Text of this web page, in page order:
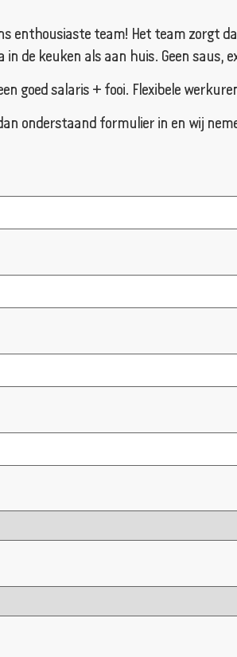
enthousiaste team! Het team zorgt
in de keuken als aan huis. Geen saus,
goed salaris + fooi. Flexibele
onderstaand formulier in en wij